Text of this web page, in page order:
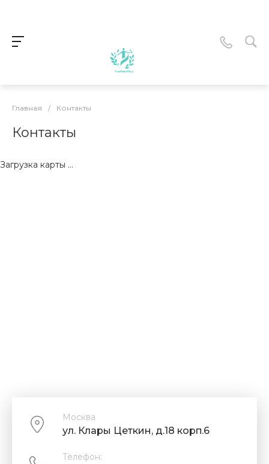
Главная / Контакты
Контакты
Загрузка карты ...
Москва
ул. Клары Цеткин, д.18 корп.6
Телефон: